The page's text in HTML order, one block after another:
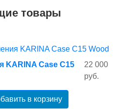
товары
KARINA Case C15
22 000
руб.
в корзину